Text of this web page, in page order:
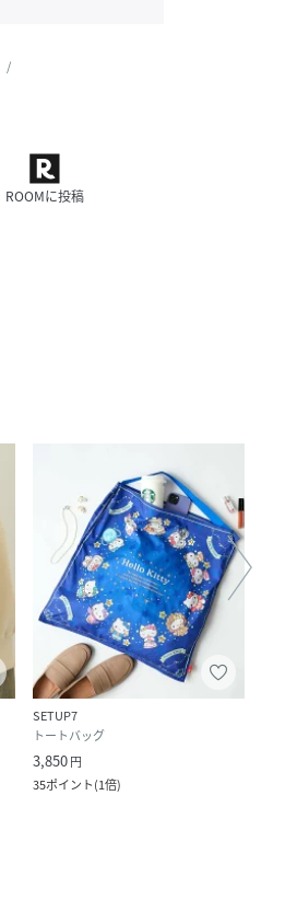
ROOMに投稿
SETUP7
トートバッグ
3,850円
35ポイント(1倍)